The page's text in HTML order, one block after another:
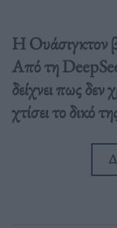
Η Ουάσιγκτον
Από τη
δείχνει πως δεν
χτίσει το δικό